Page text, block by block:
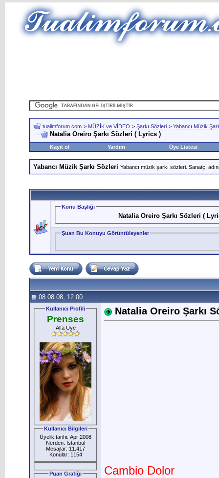
tualimforum.com > MÜZİK ve VİDEO > Şarkı Sözleri > Yabancı Müzik
Natalia Oreiro Şarkı Sözleri ( Lyrics )
Kayıt ol Yardım Üye Listesi
Yabancı Müzik Şarkı Sözleri Yabancı müzik şarkı sözleri. Sanatçı
Konu Başlığı
Natalia Oreiro Şarkı Sözleri (
Şuan Bu Konuyu Görüntüleyenler
08.08.08, 12:00
Kullanıcı Profili
Prenses
Alfa Üye
Kullanıcı Bilgileri
Üyelik tarihi: Apr 2008
Nerden: İstanbul
Mesajlar: 11.417
Konular: 1154
Puan Grafiği
Natalia Oreiro Şarkı
Cambio Dolor